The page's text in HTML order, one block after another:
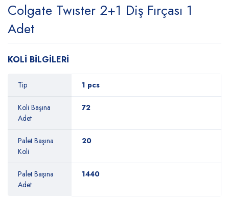
Colgate Twıster 2+1 Diş Fırçası 1
Adet
KOLİ BİLGİLERİ
Tip 1 pcs
Koli Başına
Adet
72
Palet Başına
Koli
20
Palet Başına
Adet
1440